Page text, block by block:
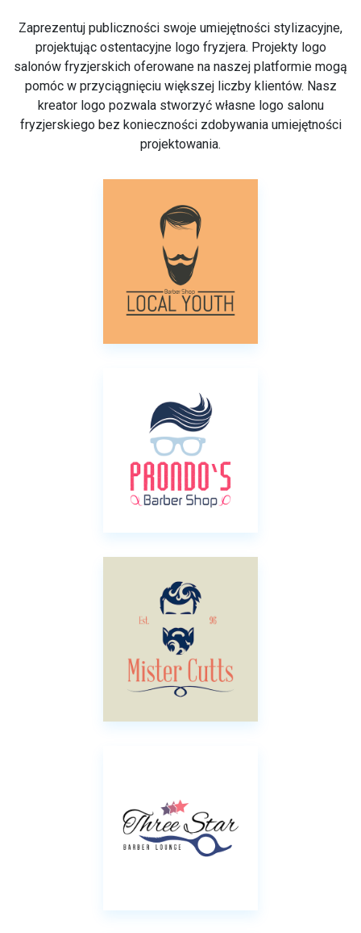
Zaprezentuj publiczności swoje umiejętności stylizacyjne,
projektując ostentacyjne logo fryzjera. Projekty logo
salonów fryzjerskich oferowane na naszej platformie mogą
pomóc w przyciągnięciu większej liczby klientów. Nasz
kreator logo pozwala stworzyć własne logo salonu
fryzjerskiego bez konieczności zdobywania umiejętności
projektowania.